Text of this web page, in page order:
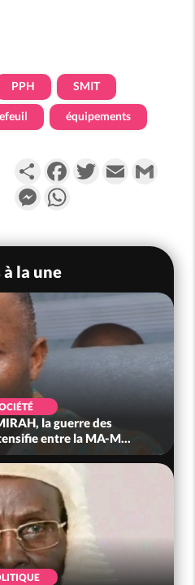
PPH SMIT
équipements
PartagerFacebookTwitterEmail
Messenger
la une
la guerre des
entre la MA-M...